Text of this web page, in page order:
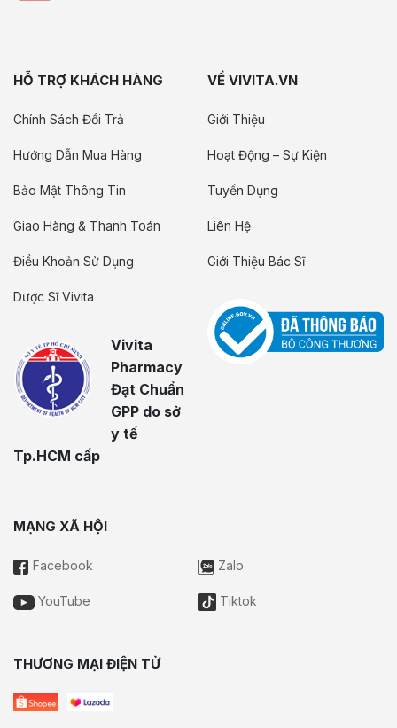
HỖ TRỢ KHÁCH HÀNG
Chính Sách Đổi Trả
Hướng Dẫn Mua Hàng
Bảo Mật Thông Tin
Giao Hàng & Thanh Toán
Điều Khoản Sử Dụng
Dược Sĩ Vivita
Vivita
Pharmacy
Đạt Chuẩn
GPP do sở
y tế
Tp.HCM cấp
VỀ VIVITA.VN
Giới Thiệu
Hoạt Động – Sự Kiện
Tuyển Dụng
Liên Hệ
Giới Thiệu Bác Sĩ
MẠNG XÃ HỘI
Facebook Zalo
YouTube Tiktok
THƯƠNG MẠI ĐIỆN TỬ